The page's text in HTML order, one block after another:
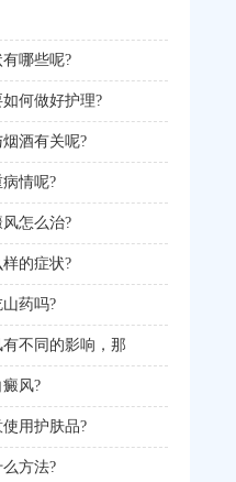
哪些呢?
何做好护理?
酒有关呢?
情呢?
怎么治?
的症状?
药吗?
不同的影响，那
风?
用护肤品?
方法?